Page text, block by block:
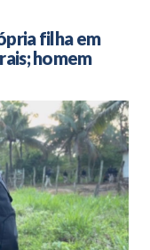
filha em
homem